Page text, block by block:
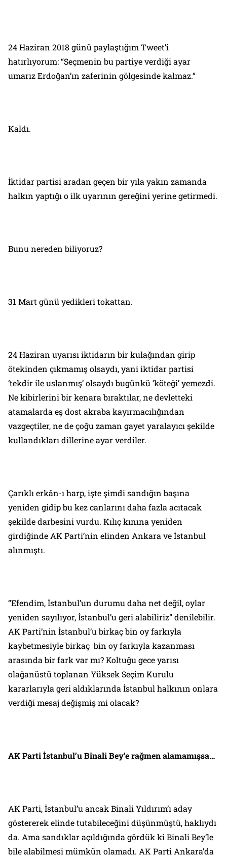
24 Haziran 2018 günü paylaştığım Tweet’i
hatırlıyorum: “Seçmenin bu partiye verdiği ayar
umarız Erdoğan’ın zaferinin gölgesinde kalmaz.”
Kaldı.
İktidar partisi aradan geçen bir yıla yakın zamanda
halkın yaptığı o ilk uyarının gereğini yerine getirmedi.
Bunu nereden biliyoruz?
31 Mart günü yedikleri tokattan.
24 Haziran uyarısı iktidarın bir kulağından girip
ötekinden çıkmamış olsaydı, yani iktidar partisi
‘tekdir ile uslanmış’ olsaydı bugünkü ‘köteği’ yemezdi.
Ne kibirlerini bir kenara bıraktılar, ne devletteki
atamalarda eş dost akraba kayırmacılığından
vazgeçtiler, ne de çoğu zaman gayet yaralayıcı şekilde
kullandıkları dillerine ayar verdiler.
Çarıklı erkân-ı harp, işte şimdi sandığın başına
yeniden gidip bu kez canlarını daha fazla acıtacak
şekilde darbesini vurdu. Kılıç kınına yeniden
girdiğinde AK Parti’nin elinden Ankara ve İstanbul
alınmıştı.
“Efendim, İstanbul’un durumu daha net değil, oylar
yeniden sayılıyor, İstanbul’u geri alabiliriz” denilebilir.
AK Parti’nin İstanbul’u birkaç bin oy farkıyla
kaybetmesiyle birkaç bin oy farkıyla kazanması
arasında bir fark var mı? Koltuğu gece yarısı
olağanüstü toplanan Yüksek Seçim Kurulu
kararlarıyla geri aldıklarında İstanbul halkının onlara
verdiği mesaj değişmiş mi olacak?
AK Parti İstanbul’u Binali Bey’e rağmen alamamışsa…
AK Parti, İstanbul’u ancak Binali Yıldırım’ı aday
göstererek elinde tutabileceğini düşünmüştü, haklıydı
da. Ama sandıklar açıldığında gördük ki Binali Bey’le
bile alabilmesi mümkün olamadı. AK Parti Ankara’da